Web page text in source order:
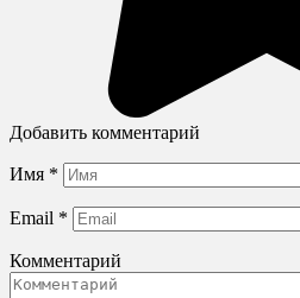
Добавить комментарий
Имя *
Email *
Комментарий